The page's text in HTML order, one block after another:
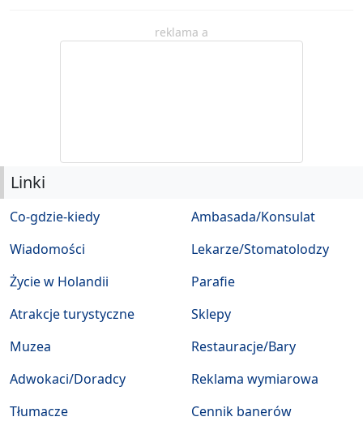
reklama a
Linki
Co-gdzie-kiedy
Wiadomości
Życie w Holandii
Atrakcje turystyczne
Muzea
Ambasada/Konsulat
Lekarze/Stomatolodzy
Parafie
Sklepy
Restauracje/Bary
Adwokaci/Doradcy
Tłumacze
Reklama wymiarowa
Cennik banerów